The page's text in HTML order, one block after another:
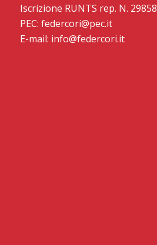
Iscrizione RUNTS rep. N. 29858
PEC: federcori@pec.it
E-mail: info@federcori.it